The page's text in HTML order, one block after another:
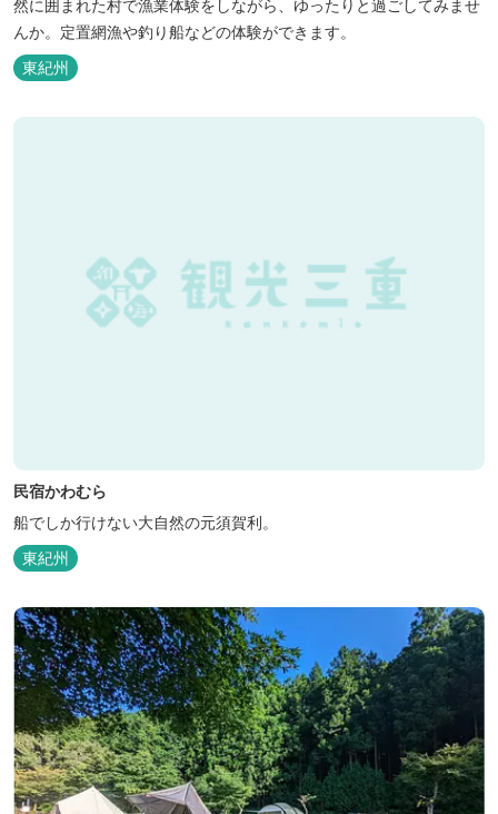
然に囲まれた村で漁業体験をしながら、ゆったりと過ごしてみませ
んか。定置網漁や釣り船などの体験ができます。
東紀州
民宿かわむら
船でしか行けない大自然の元須賀利。
東紀州